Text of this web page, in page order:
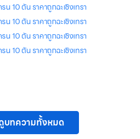
รน 10 ตัน ราคาถูกฉะเชิงเทรา
รน 10 ตัน ราคาถูกฉะเชิงเทรา
รน 10 ตัน ราคาถูกฉะเชิงเทรา
รน 10 ตัน ราคาถูกฉะเชิงเทรา
บทความทั้งหมด